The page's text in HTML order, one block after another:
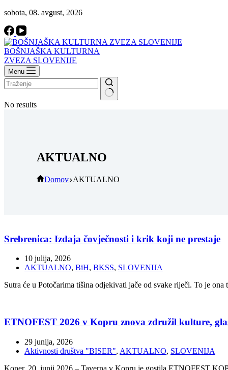
sobota, 08. avgust, 2026
BOŠNJAŠKA KULTURNA
ZVEZA SLOVENIJE
Menu
No results
AKTUALNO
Domov AKTUALNO
Srebrenica: Izdaja čovječnosti i krik koji ne prestaje
10 julija, 2026
AKTUALNO, BiH, BKSS, SLOVENIJA
Sutra će u Potočarima tišina odjekivati jače od svake riječi. To je
ETNOFEST 2026 v Kopru znova združil kulture,
29 junija, 2026
Aktivnosti društva "BISER", AKTUALNO, SLOVENIJA
Koper, 20. junij 2026 – Taverna v Kopru je gostila ETNOFEST